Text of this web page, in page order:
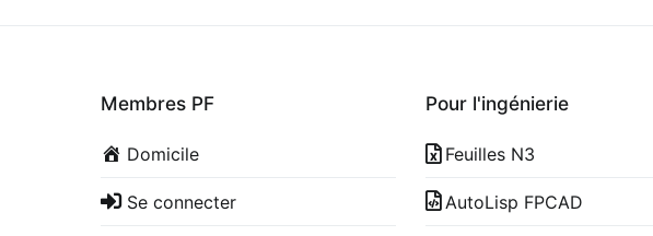
Membres PF
Domicile
Se connecter
Pour l'ingénierie
Feuilles N3
AutoLisp FPCAD